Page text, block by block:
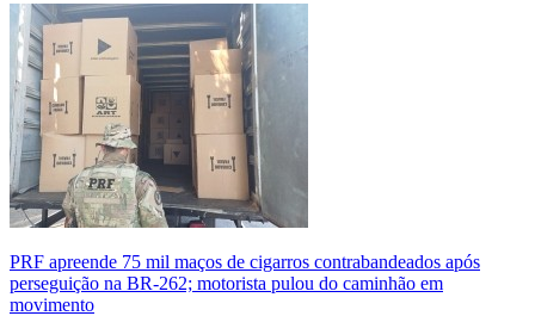
PRF apreende 75 mil maços de cigarros contrabandeados após
perseguição na BR-262; motorista pulou do caminhão em
movimento